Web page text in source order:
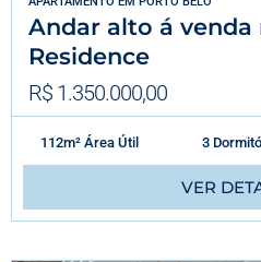
Andar alto á venda
Residence
R$ 1.350.000,00
112m² Área Útil 3
VER